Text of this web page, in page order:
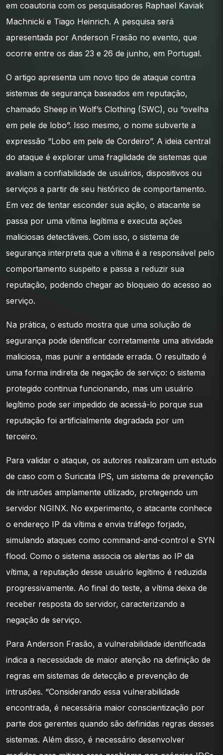
em coautoria com os pesquisadores Raphael Kaviak
Machnicki e Tiago Heinrich. A pesquisa será
apresentada por Anderson Frasão no evento, que
ocorre entre os dias 23 e 26 de junho, em Portugal.
O artigo apresenta um novo tipo de ataque contra
sistemas de segurança baseados em reputação,
chamado Sheep in Wolf’s Clothing (SWC), ou “ovelha
em pele de lobo”. Isso mesmo, o nome subverte a
expressão “Lobo em pele de Cordeiro”. A ideia central
do ataque é explorar uma fragilidade de sistemas que
avaliam a confiabilidade de usuários, dispositivos ou
serviços a partir de seu histórico de comportamento.
Em vez de tentar esconder sua ação, o atacante se
passa por uma vítima legítima e executa ações
maliciosas detectáveis. Com isso, o sistema de
segurança interpreta que a vítima é a responsável pelo
comportamento suspeito e passa a reduzir sua
reputação, podendo chegar ao bloqueio do acesso ao
serviço.
Na prática, o estudo mostra que uma solução de
segurança pode identificar corretamente uma atividade
maliciosa, mas punir a entidade errada. O resultado é
uma forma indireta de negação de serviço: o sistema
protegido continua funcionando, mas um usuário
legítimo pode ser impedido de acessá-lo porque sua
reputação foi artificialmente degradada por um
terceiro.
Para validar o ataque, os autores realizaram um estudo
de caso com o Suricata IPS, um sistema de prevenção
de intrusões amplamente utilizado, protegendo um
servidor NGINX. No experimento, o atacante conhece
o endereço IP da vítima e envia tráfego forjado,
simulando ataques como command-and-control e SYN
flood. Como o sistema associa os alertas ao IP da
vítima, a reputação desse usuário legítimo é reduzida
progressivamente. Ao final do teste, a vítima deixa de
receber resposta do servidor, caracterizando a
negação de serviço.
Para Anderson Frasão, a vulnerabilidade identificada
indica a necessidade de maior atenção na definição de
regras em sistemas de detecção e prevenção de
intrusões. “Considerando essa vulnerabilidade
encontrada, é necessária maior conscientização por
parte dos gerentes quando são definidas regras desses
sistemas. Além disso, é necessário desenvolver